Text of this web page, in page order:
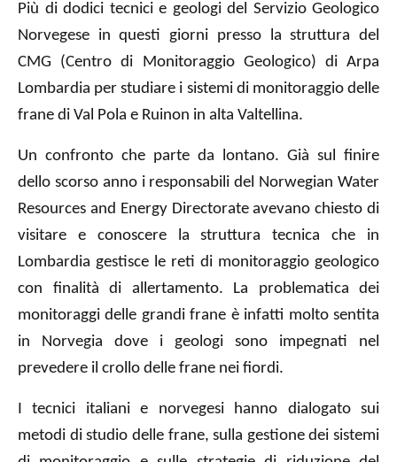
Più di dodici tecnici e geologi del Servizio Geologico
Norvegese in questi giorni presso la struttura del
CMG (Centro di Monitoraggio Geologico) di Arpa
Lombardia per studiare i sistemi di monitoraggio delle
frane di Val Pola e Ruinon in alta Valtellina.
Un confronto che parte da lontano. Già sul finire
dello scorso anno i responsabili del Norwegian Water
Resources and Energy Directorate avevano chiesto di
visitare e conoscere la struttura tecnica che in
Lombardia gestisce le reti di monitoraggio geologico
con finalità di allertamento. La problematica dei
monitoraggi delle grandi frane è infatti molto sentita
in Norvegia dove i geologi sono impegnati nel
prevedere il crollo delle frane nei fiordi.
I tecnici italiani e norvegesi hanno dialogato sui
metodi di studio delle frane, sulla gestione dei sistemi